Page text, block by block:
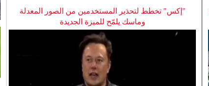
"إكس" تخطط لتحذير المستخدمين من الصور المعدلة
وماسك يلمّح للميزة الجديدة